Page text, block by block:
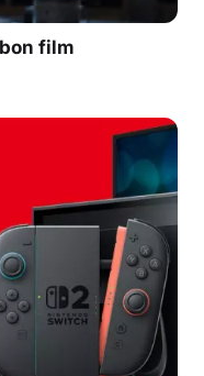
film